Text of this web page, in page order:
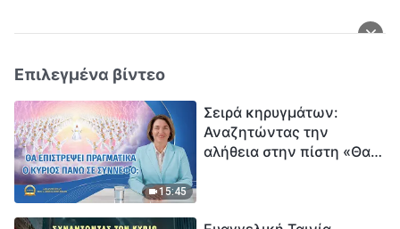
Επιλεγμένα βίντεο
15:45
Σειρά κηρυγμάτων:
Αναζητώντας την
αλήθεια στην πίστη «Θα